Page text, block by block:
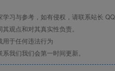
习与参考，如有侵权，请联系站长 QQ
观点和对其真实性负责。
用于任何违法行为
我们我们会第一时间更新。